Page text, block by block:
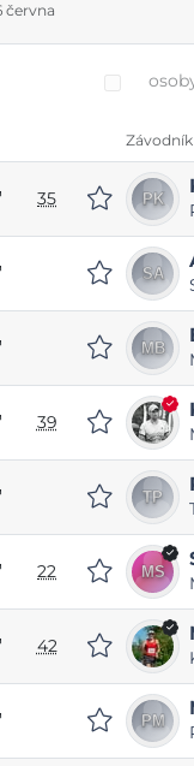
června
Závodník
35
39
22
42